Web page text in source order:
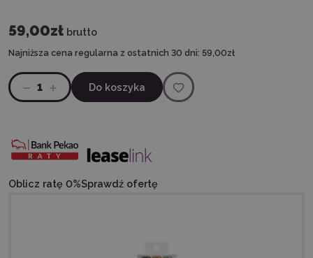
59,00zł brutto
Najniższa cena regularna z ostatnich 30 dni: 59,00zł
1 Do koszyka
Oblicz ratę 0%Sprawdź ofertę